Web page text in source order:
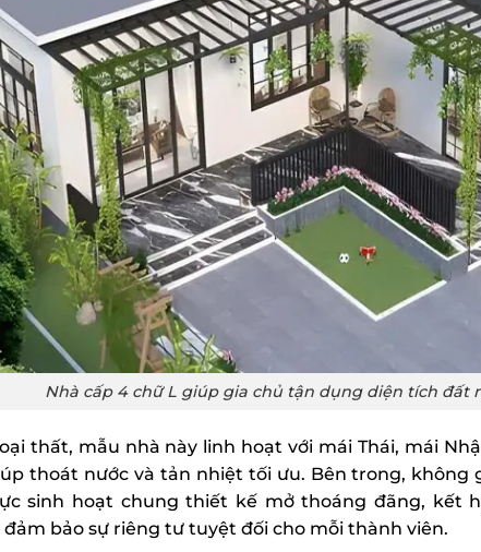
Nhà cấp 4 chữ L giúp gia chủ tận dụng diện tích đất
thất, mẫu nhà này linh hoạt với mái Thái, mái
thoát nước và tản nhiệt tối ưu. Bên trong, không
sinh hoạt chung thiết kế mở thoáng đãng, kết
bảo sự riêng tư tuyệt đối cho mỗi thành viên.